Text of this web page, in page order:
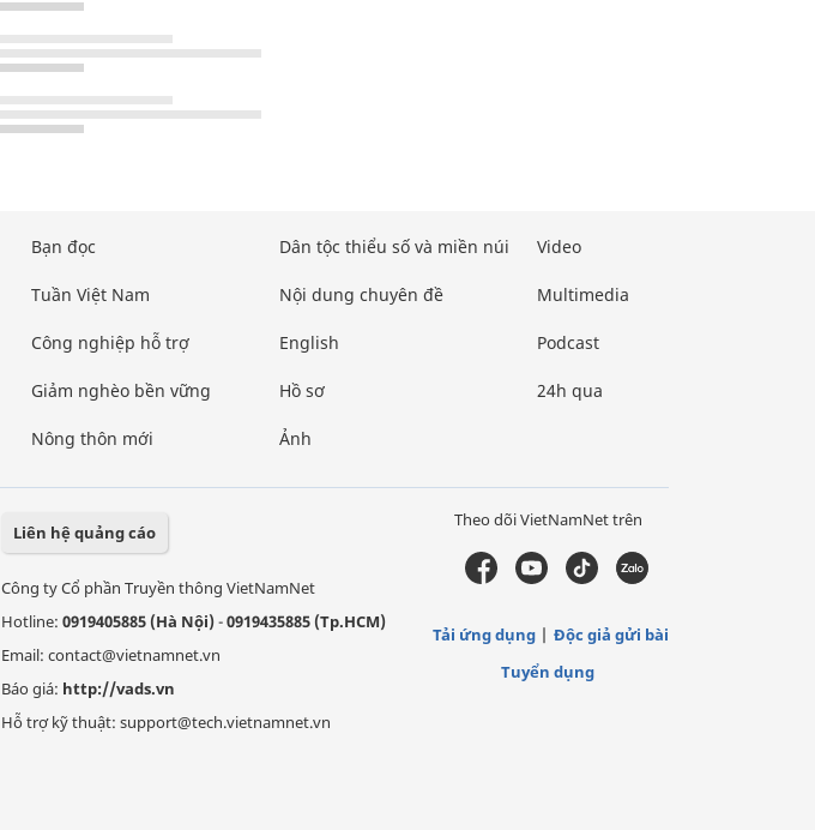
Bạn đọc
Tuần Việt Nam
Công nghiệp hỗ trợ
Giảm nghèo bền vững
Nông thôn mới
Dân tộc thiểu số và miền núi
Nội dung chuyên đề
English
Hồ sơ
Ảnh
Video
Multimedia
Podcast
24h qua
Liên hệ quảng cáo
Công ty Cổ phần Truyền thông VietNamNet
Hotline: 0919405885 (Hà Nội)-0919435885 (Tp.HCM)
Email: contact@vietnamnet.vn
Báo giá: http://vads.vn
Hỗ trợ kỹ thuật: support@tech.vietnamnet.vn
Theo dõi VietNamNet trên
Tải ứng dụng
Độc giả gửi bài
Tuyển dụng